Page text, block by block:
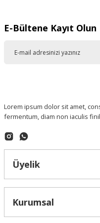
E-Bültene Kayıt Olun
Lorem ipsum dolor sit amet,
fermentum, diam non iaculis
Üyelik
Kurumsal